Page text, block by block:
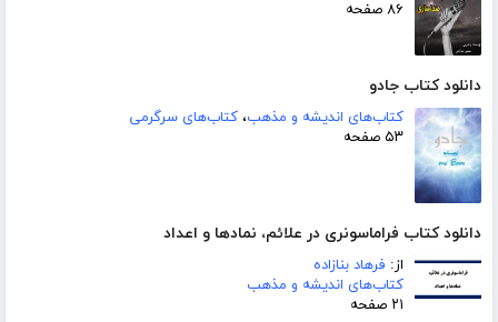
۸۶ صفحه
دانلود کتاب جادو
کتاب‌های اندیشه و مذهب، کتاب‌های سرگرمی
۵۳ صفحه
دانلود کتاب فراماسونری در علائم، نمادها و اعداد
از: فرهاد بنازاده
کتاب‌های اندیشه و مذهب
۲۱ صفحه